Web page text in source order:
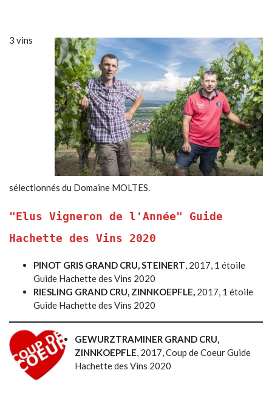
3 vins
sélectionnés du Domaine MOLTES.
"Elus Vigneron de l'Année" Guide
Hachette des Vins 2020
PINOT GRIS GRAND CRU, STEINERT, 2017, 1 étoile
Guide Hachette des Vins 2020
RIESLING GRAND CRU, ZINNKOEPFLE, 2017, 1 étoile
Guide Hachette des Vins 2020
GEWURZTRAMINER GRAND CRU,
ZINNKOEPFLE, 2017, Coup de Coeur Guide
Hachette des Vins 2020